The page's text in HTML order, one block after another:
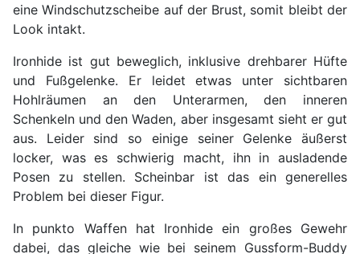
eine Windschutzscheibe auf der Brust, somit bleibt der
Look intakt.
Ironhide ist gut beweglich, inklusive drehbarer Hüfte
und Fußgelenke. Er leidet etwas unter sichtbaren
Hohlräumen an den Unterarmen, den inneren
Schenkeln und den Waden, aber insgesamt sieht er gut
aus. Leider sind so einige seiner Gelenke äußerst
locker, was es schwierig macht, ihn in ausladende
Posen zu stellen. Scheinbar ist das ein generelles
Problem bei dieser Figur.
In punkto Waffen hat Ironhide ein großes Gewehr
dabei, das gleiche wie bei seinem Gussform-Buddy